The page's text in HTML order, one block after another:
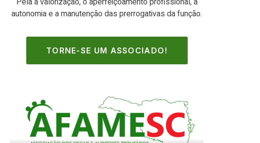
autonomia e a manutenção das prerrogativas da função.
TORNE-SE UM ASSOCIADO!